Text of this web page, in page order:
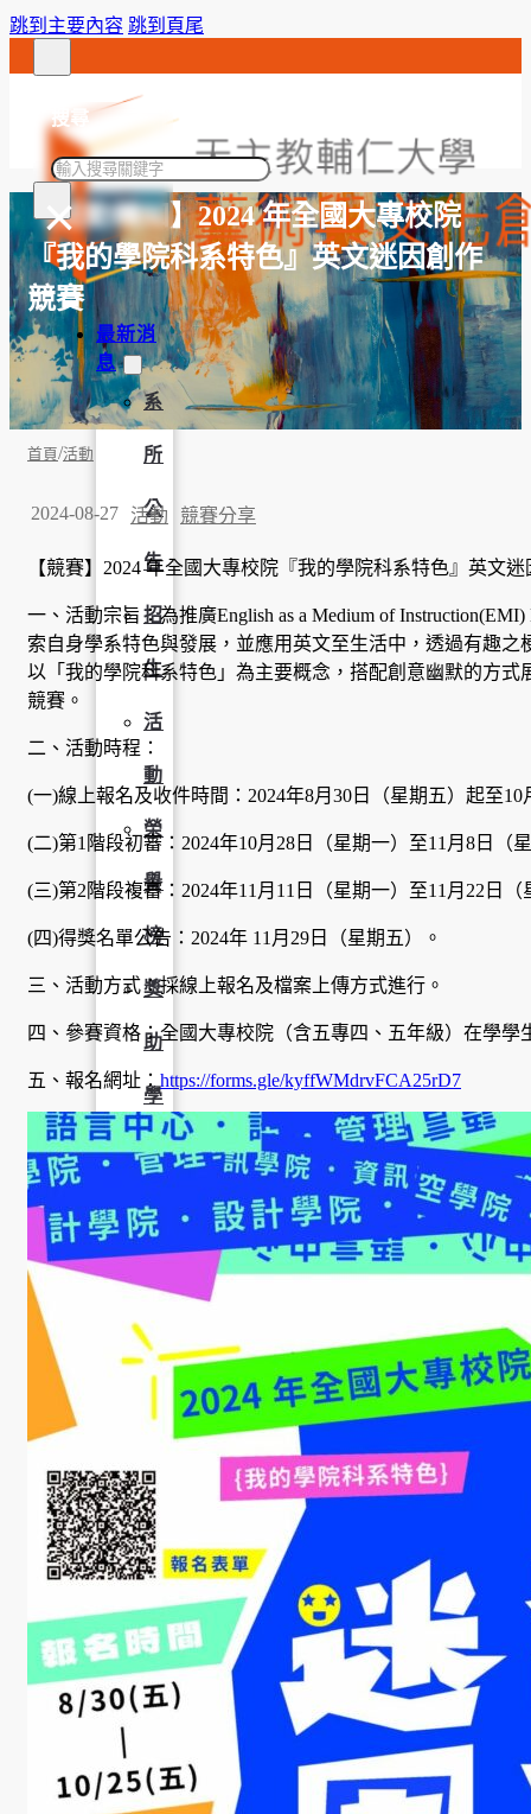
跳到主要內容 跳到頁尾
搜尋
搜
×
最新消
息
系
所
公
告
招
生
活
動
榮
譽
榜
獎
助
學
金
介
師資陣
容
課程資
表
活動集
錦
大
學
社
責
【活動轉知】2024 年全國大專校院
『我的學院科系特色』英文迷因創作
競賽
首頁/活動
2024-08-27 活動 競賽分享
【競賽】2024 年全國大專校院『我的學院科系特色』英文
一、活動宗旨：為推廣English as a Medium of
索自身學系特色與發展，並應用英文至生活中，透過有趣
以「我的學院科系特色」為主要概念，搭配創意幽默的方
競賽。
二、活動時程：
(一)線上報名及收件時間：2024年8月30日（星期五）起至10
(二)第1階段初審：2024年10月28日（星期一）至11月8日（
(三)第2階段複審：2024年11月11日（星期一）至11月22日（
(四)得獎名單公告：2024年 11月29日（星期五）。
三、活動方式：採線上報名及檔案上傳方式進行。
四、參賽資格：全國大專校院（含五專四、五年級）在學學
五、報名網址： https://forms.gle/kyffWMdrvFCA25rD7